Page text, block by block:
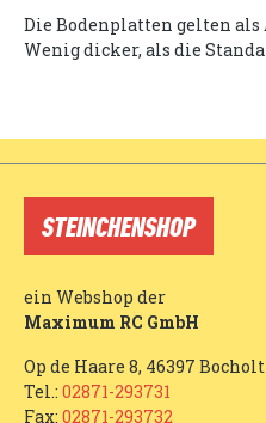
Die Bodenplatten gelten als
Wenig dicker, als die
STEINCHENSHOP
ein Webshop der
Maximum RC GmbH
Op de Haare 8, 46397 Bocholt
Tel.: 02871-293731
Fax: 02871-293732